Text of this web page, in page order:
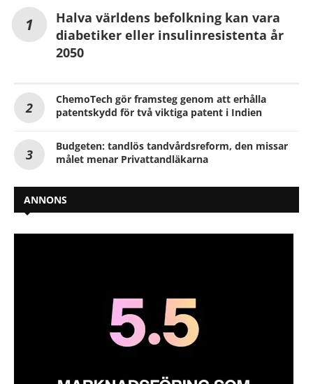
Halva världens befolkning kan vara
diabetiker eller insulinresistenta år
2050
ChemoTech gör framsteg genom att erhålla
patentskydd för två viktiga patent i Indien
Budgeten: tandlös tandvårdsreform, den missar
målet menar Privattandläkarna
ANNONS